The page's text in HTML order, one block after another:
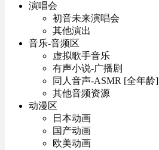
演唱会
初音未来演唱会
其他演出
音乐-音频区
虚拟歌手音乐
有声小说-广播剧
同人音声-ASMR [全年龄]
其他音频资源
动漫区
日本动画
国产动画
欧美动画